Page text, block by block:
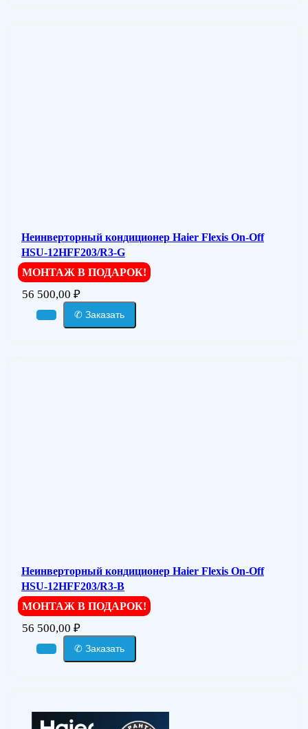
Неинверторный кондиционер Haier Flexis On-Off
HSU-12HFF203/R3-G
МОНТАЖ В ПОДАРОК!
56 500,00 ₽
✆ Заказать
Неинверторный кондиционер Haier Flexis On-Off
HSU-12HFF203/R3-B
МОНТАЖ В ПОДАРОК!
56 500,00 ₽
✆ Заказать